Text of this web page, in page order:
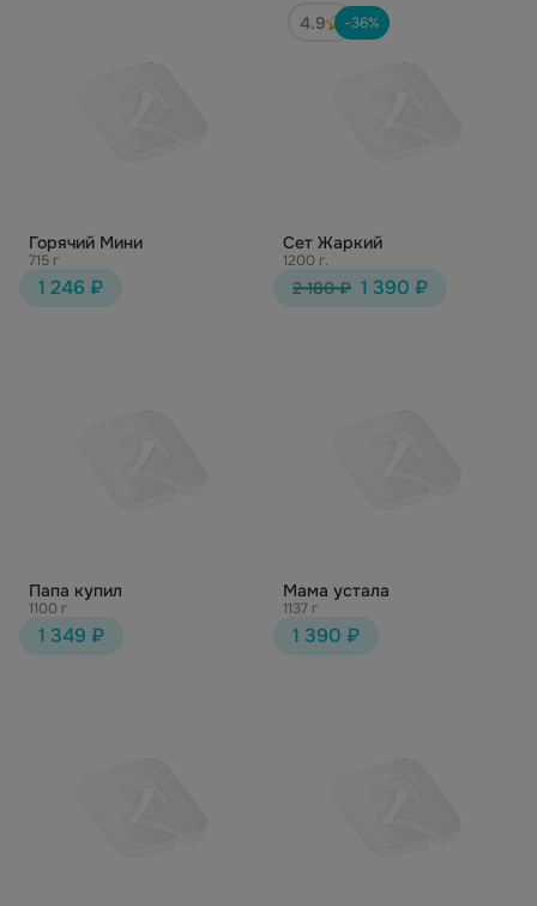
Горячий Мини
715 г
1 246 ₽
4.9 -36%
Сет Жаркий
1200 г.
2 180 ₽ 1 390 ₽
Папа купил
1100 г
1 349 ₽
Мама устала
1137 г
1 390 ₽